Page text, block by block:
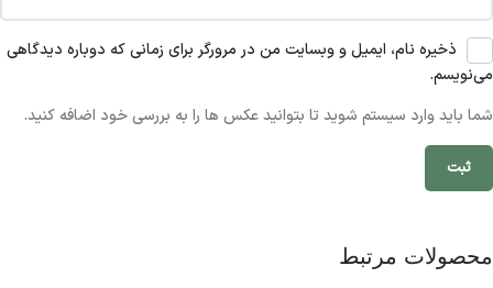
ذخیره نام، ایمیل و وبسایت من در مرورگر برای زمانی که دوباره دیدگاهی
می‌نویسم.
شما باید وارد سیستم شوید تا بتوانید عکس ها را به بررسی خود اضافه کنید.
محصولات مرتبط